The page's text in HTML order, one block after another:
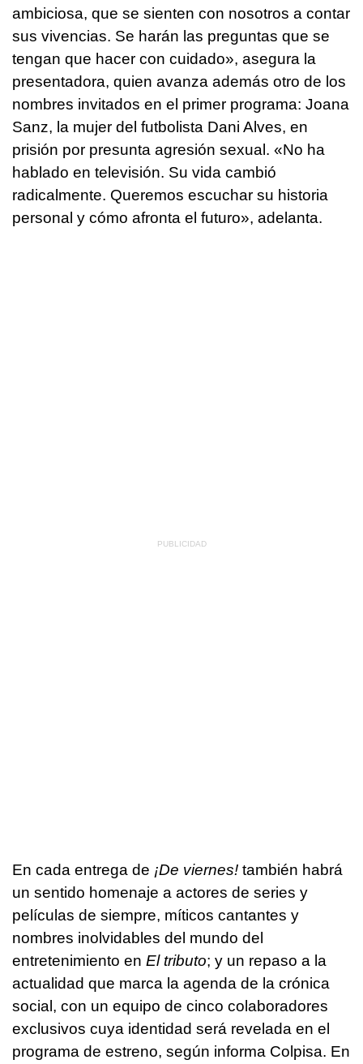
ambiciosa, que se sienten con nosotros a contar
sus vivencias. Se harán las preguntas que se
tengan que hacer con cuidado», asegura la
presentadora, quien avanza además otro de los
nombres invitados en el primer programa: Joana
Sanz, la mujer del futbolista Dani Alves, en
prisión por presunta agresión sexual. «No ha
hablado en televisión. Su vida cambió
radicalmente. Queremos escuchar su historia
personal y cómo afronta el futuro», adelanta.
En cada entrega de ¡De viernes! también habrá
un sentido homenaje a actores de series y
películas de siempre, míticos cantantes y
nombres inolvidables del mundo del
entretenimiento en El tributo; y un repaso a la
actualidad que marca la agenda de la crónica
social, con un equipo de cinco colaboradores
exclusivos cuya identidad será revelada en el
programa de estreno, según informa Colpisa. En